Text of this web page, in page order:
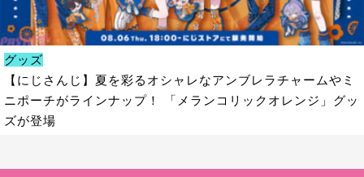
グッズ
【にじさんじ】夏を彩るオシャレなアンブレラチャームやミ
ニポーチがラインナップ！ 「メランコリックオレンジ」グッ
ズが登場